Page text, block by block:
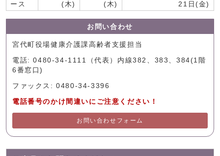
ース
(木)
(木)
21日(金)
お問い合わせ
宮代町役場健康介護課高齢者支援担当
電話: 0480-34-1111（代表）内線382、383、384(1階
6番窓口)
ファックス: 0480-34-3396
電話番号のかけ間違いにご注意ください！
お問い合わせフォーム